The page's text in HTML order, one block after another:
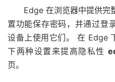
Edge 在浏览器中提供完
置功能保存密码，并通过登
设备上使用它们。 在 Edge
下两种设置来提高隐私性
页。